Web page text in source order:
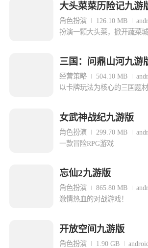
大头菜菜历险记九游
角色扮演 126.10 MB
扮演一颗大头菜，掀开蔬菜
三国：问鼎山河九游
经营策略 504.10 MB
以卡牌玩法为核心的三国题
女武神战纪九游版
角色扮演 299.70 MB
一款冒险RPG游戏
忘仙2九游版
角色扮演 865.80 MB
激情热血的对战游戏！
开放空间九游版
角色扮演 1.90 GB